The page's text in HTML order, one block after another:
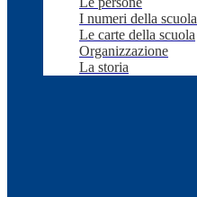
I numeri della scuola
Le carte della scuola
Organizzazione
La storia